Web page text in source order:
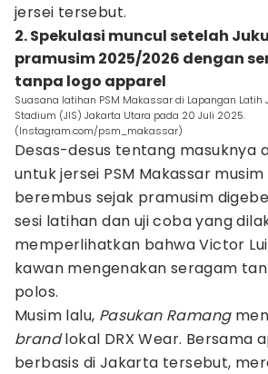
jersei tersebut.
2. Spekulasi muncul setelah
pramusim 2025/2026 dengan
tanpa logo apparel
Suasana latihan PSM Makassar di Lapangan Latih
Stadium (JIS) Jakarta Utara pada 20 Juli 2025.
(Instagram.com/psm_makassar)
Desas-desus tentang masuknya
untuk jersei PSM Makassar
berembus sejak pramusim
sesi latihan dan uji coba yang
memperlihatkan bahwa Victor
kawan mengenakan seragam
polos.
Musim lalu, Pasukan Ramang
brandlokal DRX Wear. Bersama
berbasis di Jakarta tersebut,